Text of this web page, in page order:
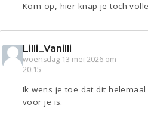
Kom op, hier knap je toch
Lilli_Vanilli
woensdag 13 mei 2026 om
20:15
Ik wens je toe dat dit
voor je is.